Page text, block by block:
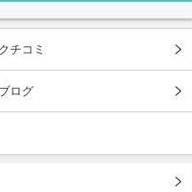
クチコミ
ブログ